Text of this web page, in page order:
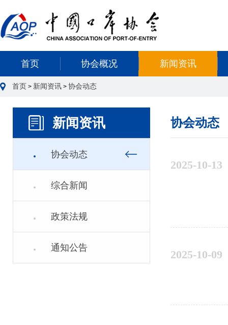
首页 协会概况 新闻资讯
首页 > 新闻资讯 > 协会动态
新闻资讯
协会动态
综合新闻
政策法规
通知公告
协会动态
2025-10-13
2025-10-09